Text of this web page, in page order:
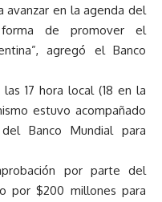
avanzar en la agenda del
de promover el
agregó el Banco
17 hora local (18 en la
estuvo acompañado
Banco Mundial para
por parte del
por $200 millones para